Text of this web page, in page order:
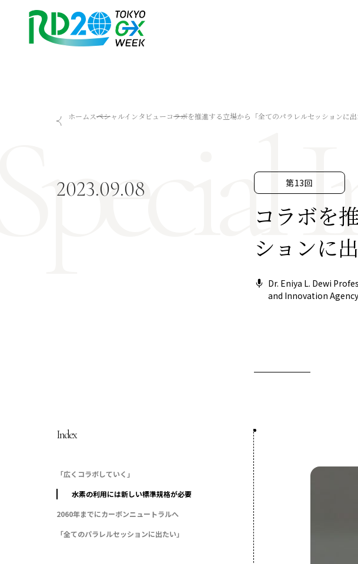
RD20を知る
サマースクール
会議成果物
ハイライト
ホームスペシャルインタビューコラボを推進する立場から「全てのパラレルセッションに
2023.09.08 第13回
コラボを
ションに
Dr. Eniya L. Dewi
and Innovation
Index
「広くコラボしていく」
水素の利用には新しい標準規格が必要
2060年までにカーボンニュートラルへ
「全てのパラレルセッションに出たい」